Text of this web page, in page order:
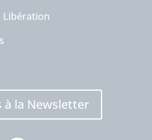
Libération
à la Newsletter